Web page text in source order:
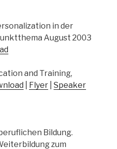
in der
August 2003
and Training,
Flyer Speaker
Bildung.
zum